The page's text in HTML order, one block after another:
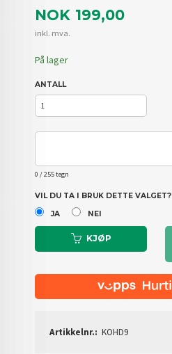
Pris
NOK 199,00
inkl. mva.
På lager
ANTALL
0 / 255 tegn
VIL DU TA I BRUK DETTE VALGET?
JA
NEI
KJØP
Artikkelnr.: KOHD9